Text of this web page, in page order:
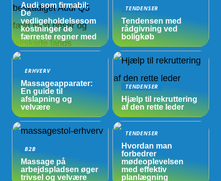
Audi som firmabil:
De
vedligeholdelsesom
kostninger de
færreste regner med
TENDENSER
Tendensen med
rådgivning ved
boligkøb
ERHVERV
Massageapparater:
En guide til
afslapning og
velvære
TENDENSER
Hjælp til rekruttering
af den rette leder
B2B
Massage på
arbejdspladsen øger
trivsel og velvære
TENDENSER
Hvordan man
forbedrer
mødeoplevelsen
med effektiv
planlægning